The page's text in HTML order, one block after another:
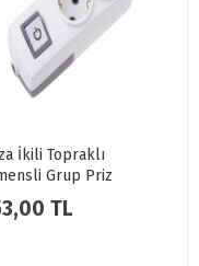
İkili Topraklı
Grup Priz
Beyaz
TL